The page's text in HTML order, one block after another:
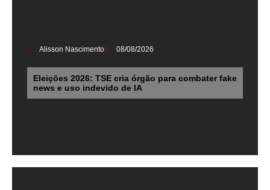
Alisson Nascimento 08/08/2026
Eleições 2026: TSE cria órgão para combater fake
news e uso indevido de IA